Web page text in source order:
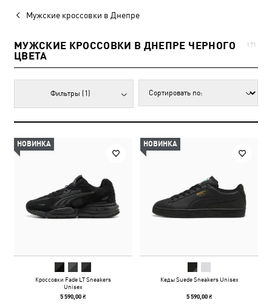
Мужские кроссовки в Днепре
МУЖСКИЕ КРОССОВКИ В ДНЕПРЕ ЧЕРНОГО
ЦВЕТА
171
Фильтры (1)
НОВИНКА
Кроссовки Fade LT Sneakers
Unisex
5 590,00 ₴
НОВИНКА
Кеды Suede Sneakers Unisex
5 590,00 ₴